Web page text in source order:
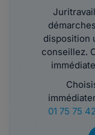
disposition
conseillez.
01 75 75